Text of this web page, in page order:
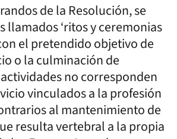
de la Resolución, se
llamados ‘ritos y ceremonias
el pretendido objetivo de
o la culminación de
no corresponden
vinculados a la profesión
al mantenimiento de
resulta vertebral a la propia